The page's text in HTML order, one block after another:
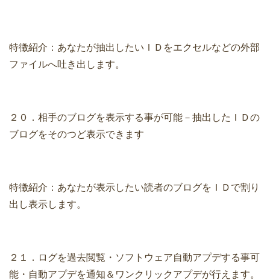
特徴紹介：あなたが抽出したいＩＤをエクセルなどの外部
ファイルへ吐き出します。
２０．相手のブログを表示する事が可能－抽出したＩＤの
ブログをそのつど表示できます
特徴紹介：あなたが表示したい読者のブログをＩＤで割り
出し表示します。
２１．ログを過去閲覧・ソフトウェア自動アプデする事可
能・自動アプデを通知＆ワンクリックアプデが行えます。